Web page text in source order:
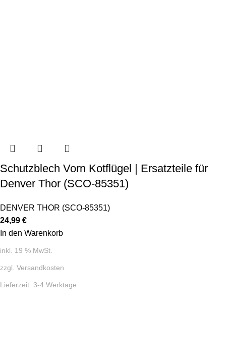
Schutzblech Vorn Kotflügel | Ersatzteile für
Denver Thor (SCO-85351)
DENVER THOR (SCO-85351)
24,99 €
In den Warenkorb
inkl. 19 % MwSt.
zzgl. Versandkosten
Lieferzeit: 3-4 Werktage